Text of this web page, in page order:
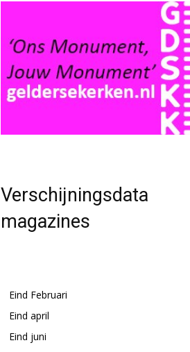
Verschijningsdata
magazines
Eind Februari
Eind april
Eind juni